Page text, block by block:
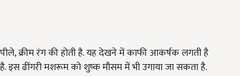
क्रीम रंग की होती है. यह देखने में काफी आकर्षक लगती है
ढींगरी मशरूम को शुष्क मौसम में भी उगाया जा सकता है.